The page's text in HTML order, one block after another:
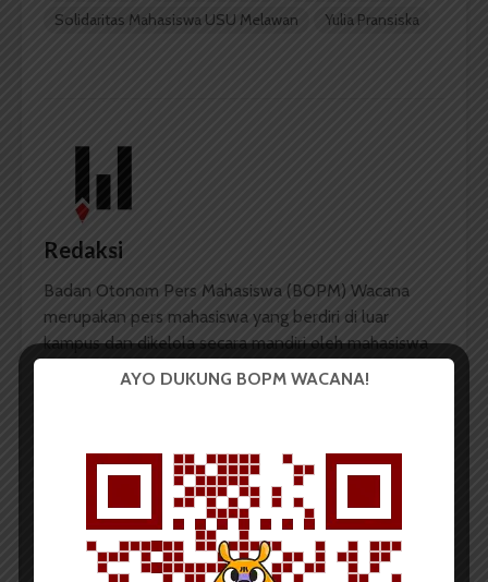
Solidaritas Mahasiswa USU Melawan
Yulia Pransiska
Redaksi
Badan Otonom Pers Mahasiswa (BOPM) Wacana
merupakan pers mahasiswa yang berdiri di luar
kampus dan dikelola secara mandiri oleh mahasiswa
Universitas Sumatera Utara (USU).
Rekan Masih Ditahan,
Somal Adakan
Panggung Rakyat
HMJ FIB Sepakat KPU
FIB Direstrukturisasi
AYO DUKUNG BOPM WACANA!